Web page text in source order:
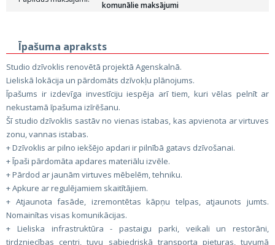
komunālie maksājumi
Īpašuma apraksts
Studio dzīvoklis renovētā projektā Agenskalnā.
Lieliskā lokācija un pārdomāts dzīvokļu plānojums.
Īpašums ir izdevīga investīciju iespēja arī tiem, kuri vēlas pelnīt ar
nekustamā īpašuma izīrēšanu.
Šī studio dzīvoklis sastāv no vienas istabas, kas apvienota ar virtuves
zonu, vannas istabas.
+ Dzīvoklis ar pilno iekšējo apdari ir pilnībā gatavs dzīvošanai.
+ Īpaši pārdomāta apdares materiālu izvēle.
+ Pārdod ar jaunām virtuves mēbelēm, tehniku.
+ Apkure ar regulējamiem skaitītājiem.
+ Atjaunota fasāde, izremontētas kāpņu telpas, atjaunots jumts.
Nomainītas visas komunikācijas.
+ Lieliska infrastruktūra - pastaigu parki, veikali un restorāni,
tirdzniecības centri, tuvu sabiedriskā transporta pieturas, tuvumā